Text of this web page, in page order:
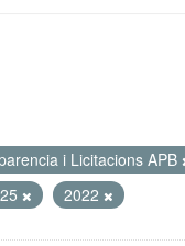
i Licitacions APB
2022